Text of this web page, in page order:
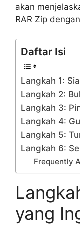
akan
RAR Zip
Daftar Isi
Langkah 1:
Langkah 2:
Langkah 3:
Langkah 4:
Langkah 5:
Langkah 6:
Frequently
yang